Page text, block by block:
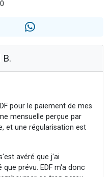
pour étudier en groupe sur Zoom
musiques dans Torah-Box Music
2 personnes viennent de nous rejoindre sur WhatsApp
pour le paiement de mes
mensuelle perçue par
et une régularisation est
avéré que j'ai
prévu. EDF m'a donc